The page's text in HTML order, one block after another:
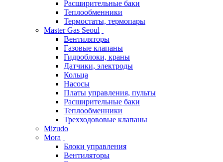
Расширительные баки
Теплообменники
Термостаты, термопары
Master Gas Seoul
Вентиляторы
Газовые клапаны
Гидроблоки, краны
Датчики, электроды
Кольца
Насосы
Платы управления, пульты
Расширительные баки
Теплообменники
Трехходововые клапаны
Mizudo
Mora
Блоки управления
Вентиляторы